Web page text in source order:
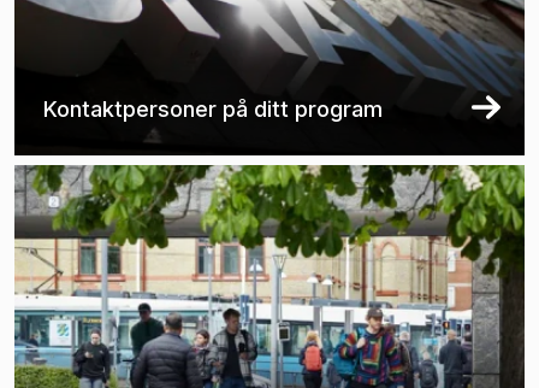
Kontaktpersoner på ditt program